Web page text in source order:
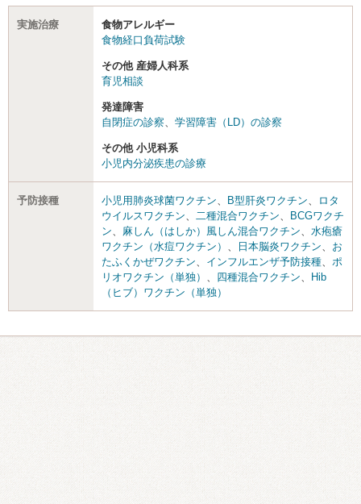
実施治療
食物アレルギー
食物経口負荷試験
その他 産婦人科系
育児相談
発達障害
自閉症の診察、 学習障害（LD）の診察
その他 小児科系
小児内分泌疾患の診療
予防接種 小児用肺炎球菌ワクチン、 B型肝炎ワクチン、
ロタ
ウイルスワクチン、 二種混合ワクチン、
BCGワクチ
ン、 麻しん（はしか）風しん混合ワクチン、 水疱瘡
ワクチン（水痘ワクチン） 、 日本脳炎ワクチン、 お
たふくかぜワクチン、 インフルエンザ予防接種、 ポ
リオワクチン（単独） 、 四種混合ワクチン、
Hib
（ヒブ）ワクチン（単独）